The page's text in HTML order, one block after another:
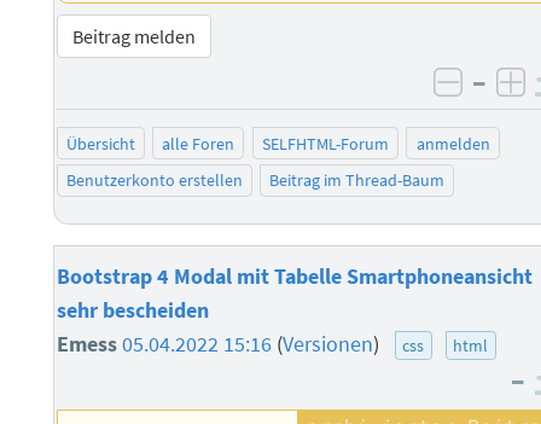
Beitrag melden
–
Übersicht alle Foren SELFHTML-Forum
anmelden
Benutzerkonto erstellen
Beitrag im Thread-Baum
Bootstrap 4 Modal mit Tabelle Smartphoneansicht
sehr bescheiden
Emess05.04.2022 15:16 (Versionen) css html
–